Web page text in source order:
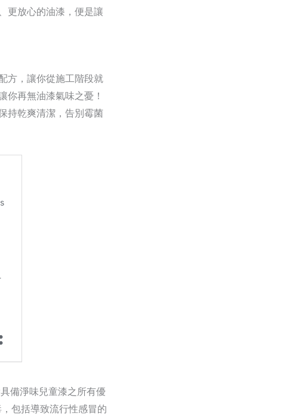
更放心的油漆，便是讓
方，讓你從施工階段就
你再無油漆氣味之憂！
持乾爽清潔，告別霉菌
備淨味兒童漆之所有優
包括導致流行性感冒的